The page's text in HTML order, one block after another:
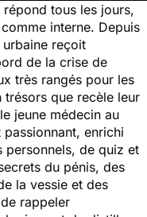
tous les jours,
interne. Depuis
reçoit
de la crise de
très rangés pour les
que recèle leur
jeune médecin au
enrichi
personnels, de quiz et
du pénis, des
la vessie et des
rappeler